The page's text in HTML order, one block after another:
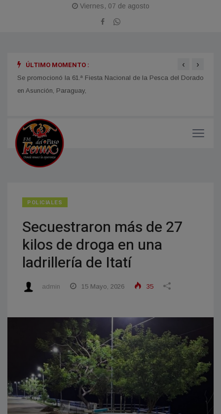
Viernes, 07 de agosto
ÚLTIMO MOMENTO :
Se promocionó la 61.ª Fiesta Nacional de la Pesca del Dorado
en Asunción, Paraguay,
‹ ›
POLICIALES
Secuestraron más de 27
kilos de droga en una
ladrillería de Itatí
admin 15 Mayo, 2026 35